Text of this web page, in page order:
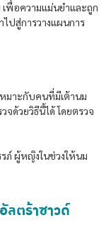
พื่อความแม่นยำและถูก
ไปสู่การวางแผนการ
มาะกับคนที่มีเต้านม
ด้วยวิธีนี้ได้ โดยตรวจ
ภ์ ผู้หญิงในช่วงให้นม
ลตร้าซาวด์